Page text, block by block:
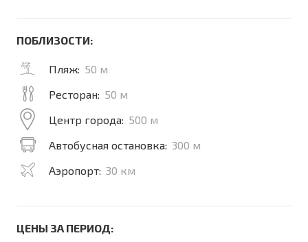
ПОБЛИЗОСТИ:
Пляж: 50 м
Ресторан: 50 м
Центр города: 500 м
Автобусная остановка: 300 м
Аэропорт: 30 км
ЦЕНЫ ЗА ПЕРИОД: